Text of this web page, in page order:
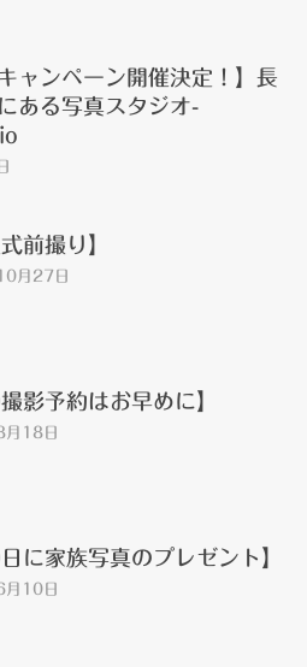
ャンペーン開催決定！】長
ある写真スタジオ-
前撮り】
月27日
撮影予約はお早めに】
18日
日に家族写真のプレゼント】
10日